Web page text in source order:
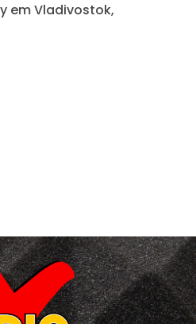
em Vladivostok,